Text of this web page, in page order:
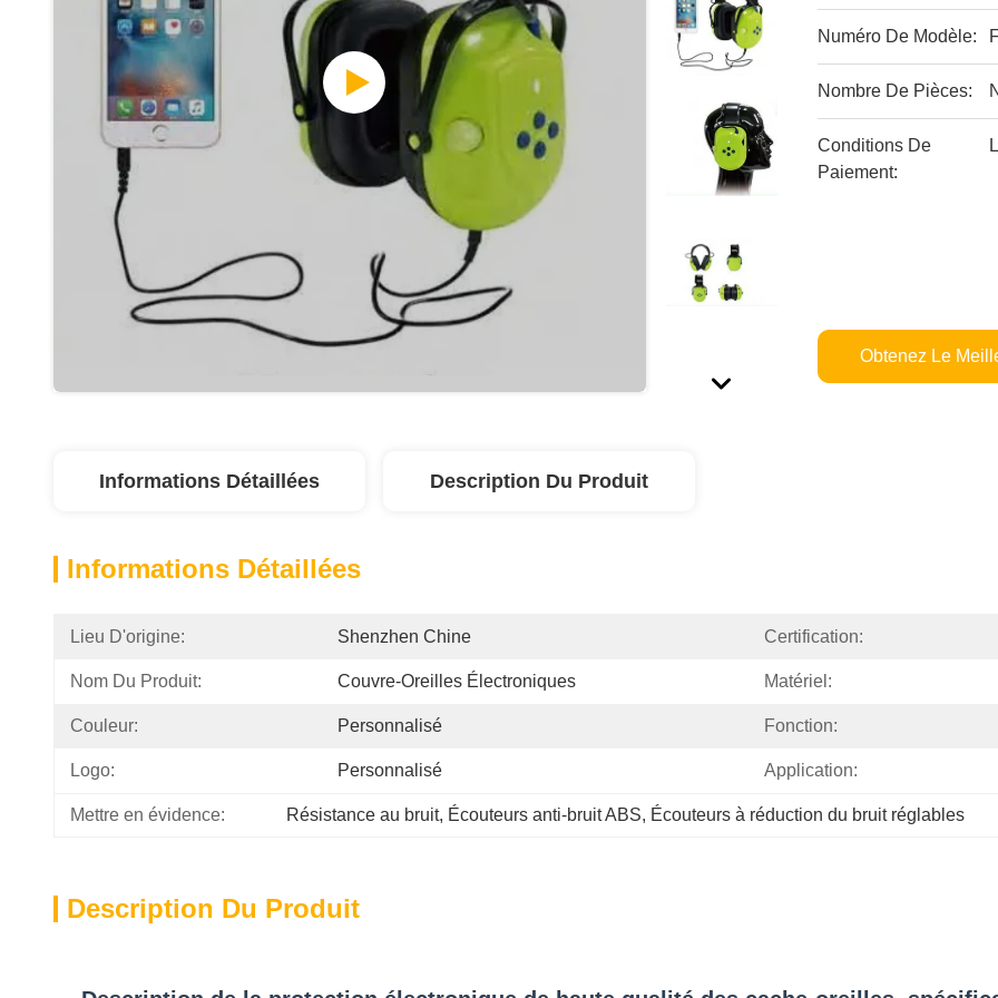
Numéro De Modèle:
Nombre De Pièces:
Conditions De
Paiement:
Obtenez Le
Informations Détaillées Description Du Produit
Informations Détaillées
Lieu D'origine: Shenzhen Chine Certification:
Nom Du Produit: Couvre-Oreilles Électroniques Matériel:
Couleur: Personnalisé Fonction:
Logo: Personnalisé Application:
Mettre en évidence: Résistance au bruit, Écouteurs anti-bruit ABS, Écouteurs à réduction du bruit réglables
Description Du Produit